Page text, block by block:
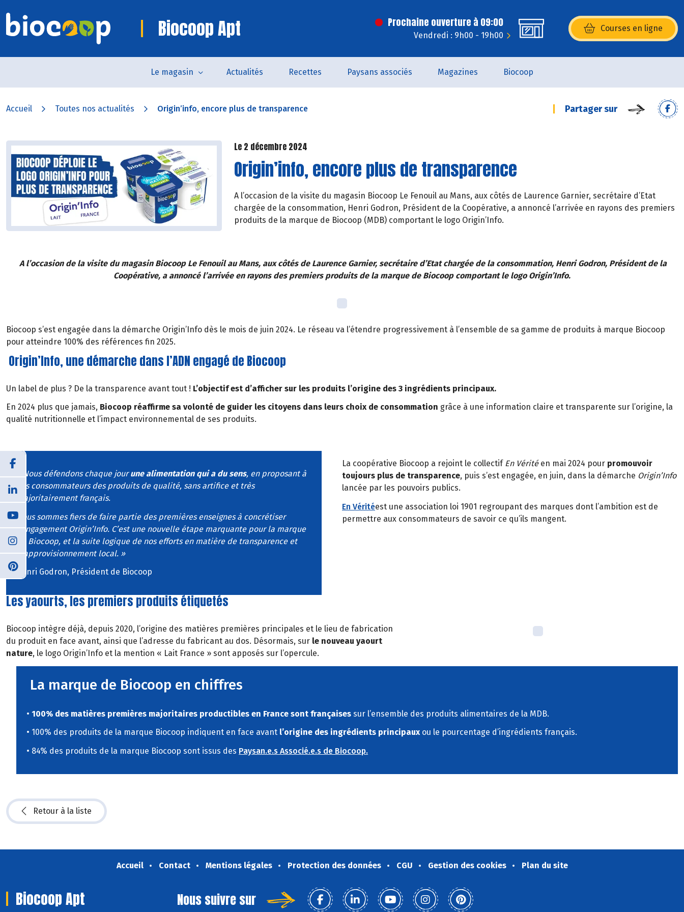
Biocoop Apt Prochaine ouverture à 09:00
Vendredi : 9h00 - 19h00
Courses en ligne
(s’ouvre dans une nouvelle
Le magasin Actualités Recettes Paysans associés Magazines Biocoop
Accueil Toutes nos actualités Origin’info, encore plus de transparence Partager sur
Le 2 décembre 2024
Origin’info, encore plus de transparence
A l’occasion de la visite du magasin Biocoop Le Fenouil au Mans, aux côtés de Laurence Garnier, secrétaire d’Etat
chargée de la consommation, Henri Godron, Président de la Coopérative, a annoncé l’arrivée en rayons des premiers
produits de la marque de Biocoop (MDB) comportant le logo Origin’Info.
A l’occasion de la visite du magasin Biocoop Le Fenouil au Mans, aux côtés de Laurence Garnier, secrétaire d’Etat chargée de la consommation, Henri Godron, Président de la
Coopérative, a annoncé l’arrivée en rayons des premiers produits de la marque de Biocoop comportant le logo Origin’Info.
Biocoop s’est engagée dans la démarche Origin’Info dès le mois de juin 2024. Le réseau va l’étendre progressivement à l’ensemble de sa gamme de produits à marque Biocoop
pour atteindre 100% des références fin 2025.
Origin’Info, une démarche dans l’ADN engagé de Biocoop
Un label de plus ? De la transparence avant tout ! L’objectif est d’afficher sur les produits l’origine des 3 ingrédients principaux.
En 2024 plus que jamais, Biocoop réaffirme sa volonté de guider les citoyens dans leurs choix de consommation grâce à une information claire et transparente sur l’origine, la
qualité nutritionnelle et l’impact environnemental de ses produits.
« Nous défendons chaque jourune alimentation qui a du sens, en proposant à
nos consommateurs des produits de qualité, sans artifice et très
majoritairement français.
Nous sommes fiers de faire partie des premières enseignes à concrétiser
l’engagement Origin’Info. C’est une nouvelle étape marquante pour la marque
de Biocoop, et la suite logique de nos efforts en matière de transparence et
d’approvisionnement local. »
Henri Godron, Président de Biocoop
La coopérative Biocoop a rejoint le collectif En Véritéen mai 2024 pour promouvoir
toujours plus de transparence, puis s’est engagée, en juin, dans la démarche Origin’Info
lancée par les pouvoirs publics.
En Véritéest une association loi 1901 regroupant des marques dont l’ambition est de
permettre aux consommateurs de savoir ce qu’ils mangent.
Les yaourts, les premiers produits étiquetés
Biocoop intègre déjà, depuis 2020, l’origine des matières premières principales et le lieu de fabrication
du produit en face avant, ainsi que l’adresse du fabricant au dos. Désormais, sur le nouveau yaourt
nature, le logo Origin’Info et la mention « Lait France » sont apposés sur l’opercule.
La marque de Biocoop en chiffres
• 100% des matières premières majoritaires productibles en France sont françaises sur l’ensemble des produits alimentaires de la MDB.
• 100% des produits de la marque Biocoop indiquent en face avant l’origine des ingrédients principaux ou le pourcentage d’ingrédients français.
• 84% des produits de la marque Biocoop sont issus des Paysan.e.s Associé.e.s de Biocoop.
Retour à la liste
Accueil Contact Mentions légales Protection des données CGU Gestion des cookies Plan du site
Biocoop Apt Nous suivre sur